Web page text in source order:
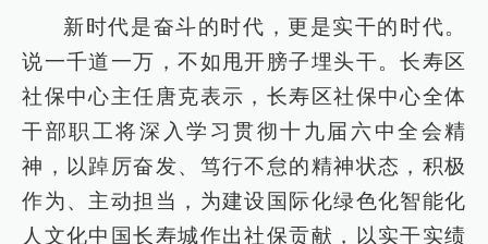
新时代是奋斗的时代，更是实干的时代。
说一千道一万，不如甩开膀子埋头干。长寿区
社保中心主任唐克表示，长寿区社保中心全体
干部职工将深入学习贯彻十九届六中全会精
神，以踔厉奋发、笃行不怠的精神状态，积极
作为、主动担当，为建设国际化绿色化智能化
人文化中国长寿城作出社保贡献，以实干实绩